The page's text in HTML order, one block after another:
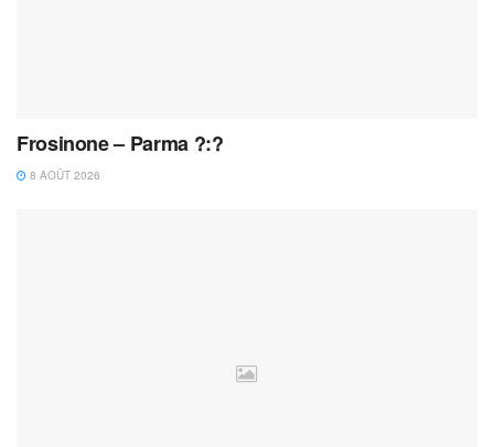
Frosinone – Parma ?:?
8 AOÛT 2026